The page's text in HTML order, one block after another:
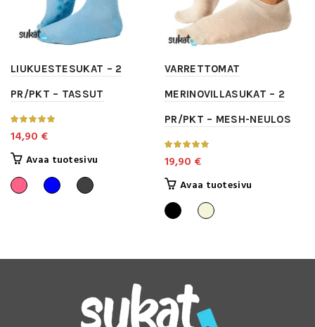
LIUKUESTESUKAT – 2
PR/PKT – TASSUT
14,90 €
Avaa tuotesivu
tuotteen
sivulla.
VARRETTOMAT
MERINOVILLASUKAT – 2
PR/PKT – MESH-NEULOS
19,90 €
Avaa tuotesivu
Voit